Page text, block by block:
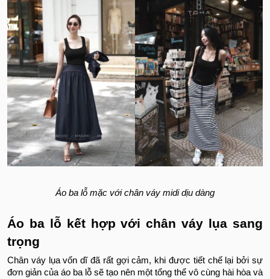
Áo ba lỗ mặc với chân váy midi dịu dàng
Áo ba lỗ kết hợp với chân váy lụa sang
trọng
Chân váy lụa vốn dĩ đã rất gợi cảm, khi được tiết chế lại bởi sự
đơn giản của áo ba lỗ sẽ tạo nên một tổng thể vô cùng hài hòa và